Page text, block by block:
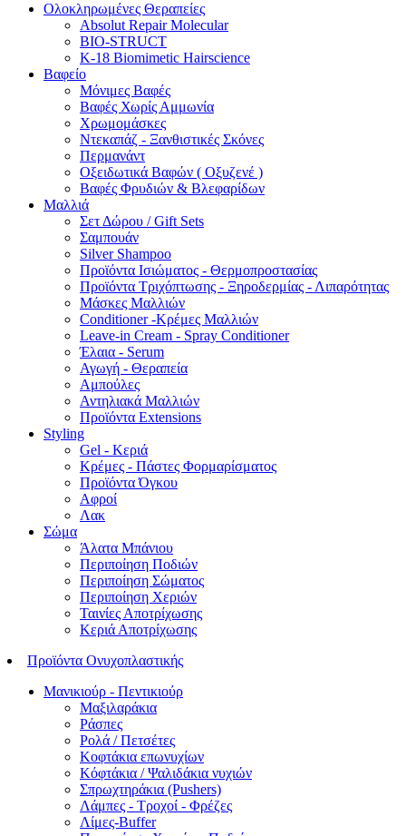
Ολοκληρωμένες Θεραπείες
Absolut Repair Molecular
BIO-STRUCT
K-18 Biomimetic Hairscience
Βαφείο
Μόνιμες Βαφές
Βαφές Χωρίς Αμμωνία
Χρωμομάσκες
Ντεκαπάζ - Ξανθιστικές Σκόνες
Περμανάντ
Οξειδωτικά Βαφών ( Οξυζενέ )
Βαφές Φρυδιών & Βλεφαρίδων
Μαλλιά
Σετ Δώρου / Gift Sets
Σαμπουάν
Silver Shampoo
Προϊόντα Ισιώματος - Θερμοπροστασίας
Προϊόντα Τριχόπτωσης - Ξηροδερμίας - Λιπαρότητας
Μάσκες Μαλλιών
Conditioner -Κρέμες Μαλλιών
Leave-in Cream - Spray Conditioner
Έλαια - Serum
Αγωγή - Θεραπεία
Αμπούλες
Αντηλιακά Μαλλιών
Προϊόντα Extensions
Styling
Gel - Κεριά
Κρέμες - Πάστες Φορμαρίσματος
Προϊόντα Όγκου
Αφροί
Λακ
Σώμα
Άλατα Μπάνιου
Περιποίηση Ποδιών
Περιποίηση Σώματος
Περιποίηση Χεριών
Ταινίες Αποτρίχωσης
Κεριά Αποτρίχωσης
Προϊόντα Ονυχοπλαστικής
Μανικιούρ - Πεντικιούρ
Μαξιλαράκια
Ράσπες
Ρολά / Πετσέτες
Κοφτάκια επωνυχίων
Κόφτάκια / Ψαλιδάκια νυχιών
Σπρωχτηράκια (Pushers)
Λάμπες - Τροχοί - Φρέζες
Λίμες-Buffer